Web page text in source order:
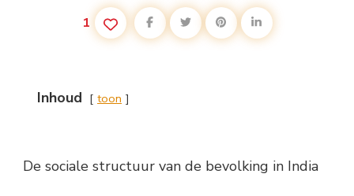
1
Inhoud toon
De sociale structuur van de bevolking in India